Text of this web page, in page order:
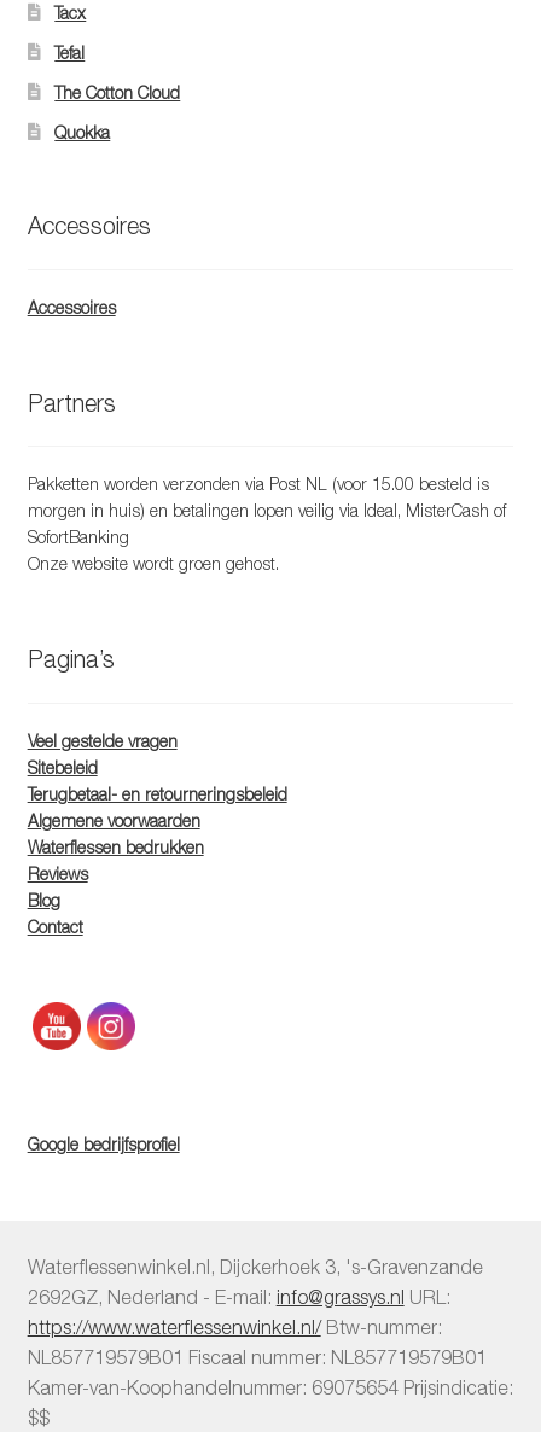
Tacx
Tefal
The Cotton Cloud
Quokka
Accessoires
Accessoires
Partners
Pakketten worden verzonden via Post NL (voor 15.00 besteld is
morgen in huis) en betalingen lopen veilig via Ideal, MisterCash of
SofortBanking
Onze website wordt groen gehost.
Pagina’s
Veel gestelde vragen
Sitebeleid
Terugbetaal- en retourneringsbeleid
Algemene voorwaarden
Waterflessen bedrukken
Reviews
Blog
Contact
Google bedrijfsprofiel
Waterflessenwinkel.nl, Dijckerhoek 3, 's-Gravenzande
2692GZ, Nederland - E-mail: info@grassys.nl URL:
https://www.waterflessenwinkel.nl/ Btw-nummer:
NL857719579B01 Fiscaal nummer: NL857719579B01
Kamer-van-Koophandelnummer: 69075654 Prijsindicatie:
$$